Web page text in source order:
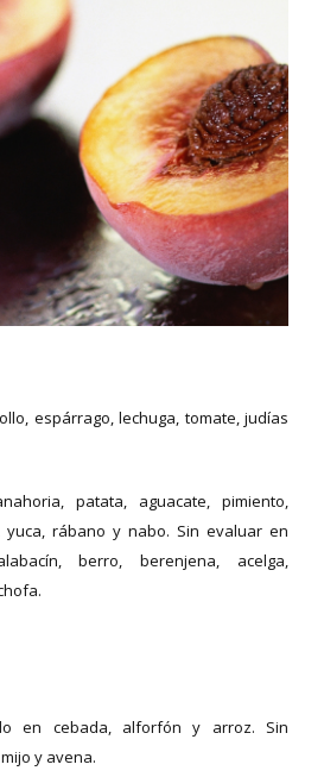
espárrago, lechuga, tomate, judías
patata, aguacate, pimiento,
yuca, rábano y nabo. Sin evaluar en
berro, berenjena, acelga,
en cebada, alforfón y arroz. Sin
y avena.